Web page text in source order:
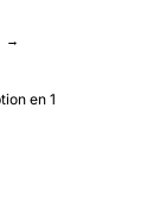
→
en 1